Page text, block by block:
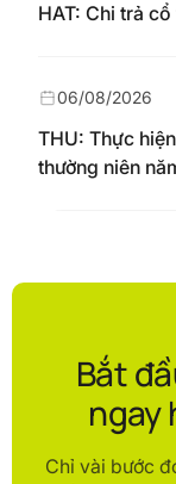
HAT: Chi trả
THU: Thực
thường niên
06/08/2026
Bắt
ngay
Chỉ vài bước